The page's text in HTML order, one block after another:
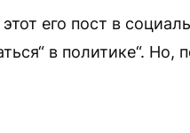
его пост в
в политике“. Но,